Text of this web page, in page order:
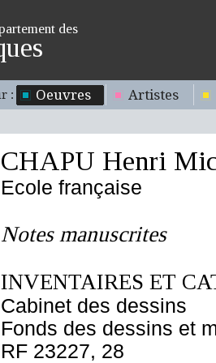
des
: Oeuvres Artistes
CHAPU Henri
Ecole française
Notes manuscrites
INVENTAIRES ET
Cabinet des dessins
Fonds des dessins et
RF 23227, 28